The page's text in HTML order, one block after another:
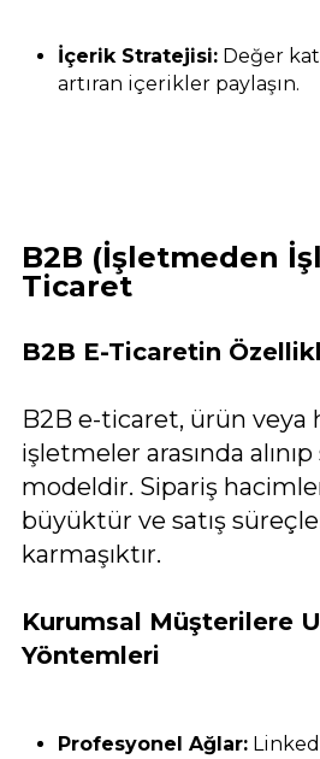
İçerik Stratejisi: Değer
artıran içerikler paylaşın.
B2B (İşletmeden
Ticaret
B2B E-Ticaretin
B2B e-ticaret, ürün veya
işletmeler arasında alınıp
modeldir. Sipariş
büyüktür ve satış
karmaşıktır.
Kurumsal Müşterilere
Yöntemleri
Profesyonel Ağlar: